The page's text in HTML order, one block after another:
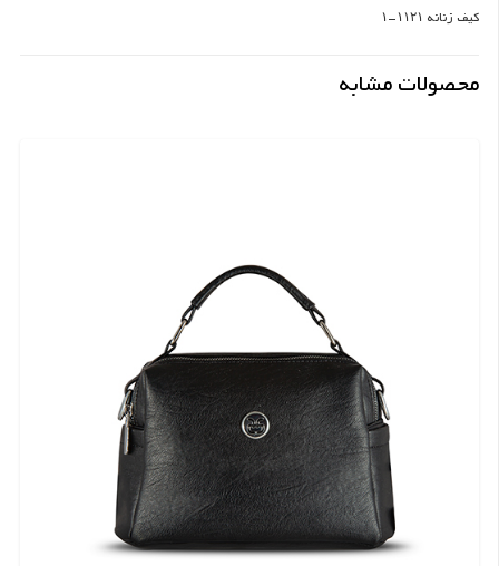
کیف زنانه ۱۱۲۱-۱
محصولات مشابه